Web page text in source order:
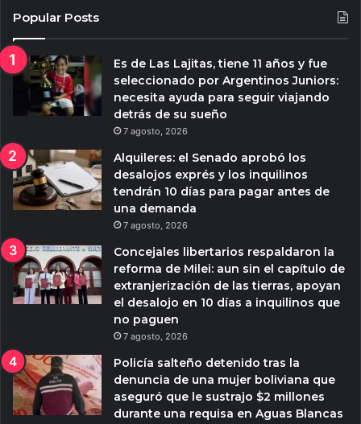
Popular Posts
Es de Las Lajitas, tiene 11 años y fue
seleccionado por Argentinos Juniors:
necesita ayuda para seguir viajando
detrás de su sueño
7 agosto, 2026
Alquileres: el Senado aprobó los
desalojos exprés y los inquilinos
tendrán 10 días para pagar antes de
una demanda
7 agosto, 2026
Concejales libertarios respaldaron la
reforma de Milei: aun sin el capítulo de
extranjerización de las tierras, apoyan
el desalojo en 10 días a inquilinos que
no paguen
7 agosto, 2026
Policía salteño detenido tras la
denuncia de una mujer boliviana que
aseguró que le sustrajo $2 millones
durante una requisa en Aguas Blancas